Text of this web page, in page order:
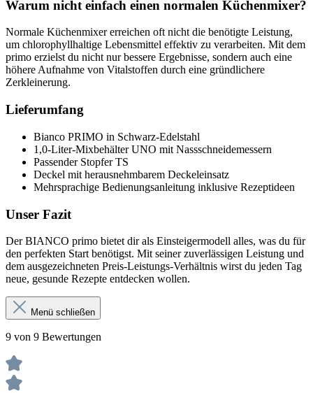
Warum nicht einfach einen normalen Küchenmixer?
Normale Küchenmixer erreichen oft nicht die benötigte Leistung,
um chlorophyllhaltige Lebensmittel effektiv zu verarbeiten. Mit dem
primo erzielst du nicht nur bessere Ergebnisse, sondern auch eine
höhere Aufnahme von Vitalstoffen durch eine gründlichere
Zerkleinerung.
Lieferumfang
Bianco PRIMO in Schwarz-Edelstahl
1,0-Liter-Mixbehälter UNO mit Nassschneidemessern
Passender Stopfer TS
Deckel mit herausnehmbarem Deckeleinsatz
Mehrsprachige Bedienungsanleitung inklusive Rezeptideen
Unser Fazit
Der BIANCO primo bietet dir als Einsteigermodell alles, was du für
den perfekten Start benötigst. Mit seiner zuverlässigen Leistung und
dem ausgezeichneten Preis-Leistungs-Verhältnis wirst du jeden Tag
neue, gesunde Rezepte entdecken wollen.
Menü schließen
9 von 9 Bewertungen